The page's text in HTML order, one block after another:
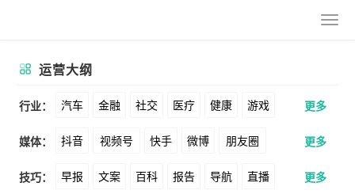
运营大纲
行业： 汽车 金融 社交 医疗 健康 游戏
动漫 美妆 美食 家装 教育 婚纱
酒旅 母婴 宠物 文娱 跨境 科技
更多
媒体： 抖音 视频号 快手 微博 朋友圈
公众号 B站 小红书 头条 知乎
更多
技巧： 早报 文案 百科 报告 导航 直播 更多